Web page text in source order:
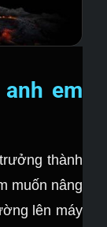
em
thành
muốn nâng
lên máy